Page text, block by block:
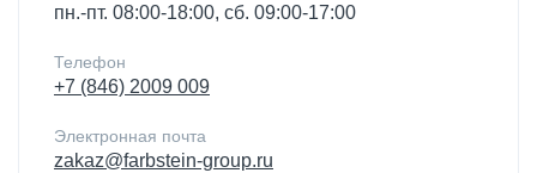
пн.-пт. 08:00-18:00, сб. 09:00-17:00
Телефон
+7 (846) 2009 009
Электронная почта
zakaz@farbstein-group.ru